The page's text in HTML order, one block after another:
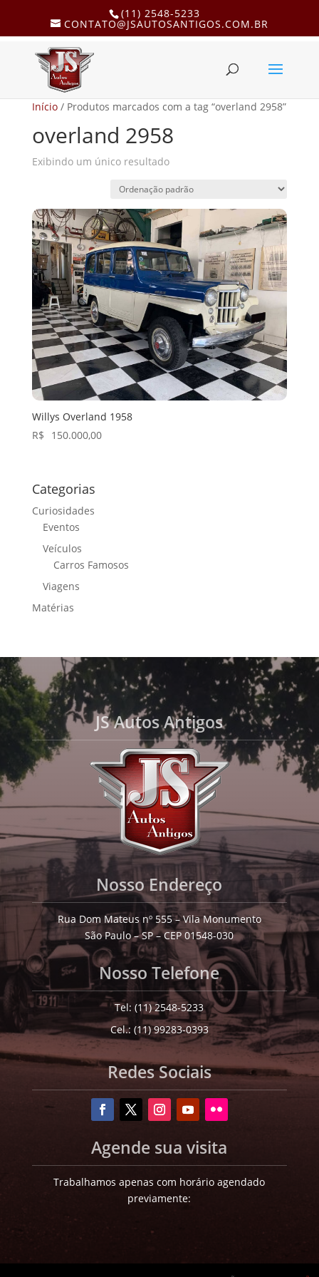
(11) 2548-5233
CONTATO@JSAUTOSANTIGOS.COM.BR
Início/ Produtos marcados com a tag “overland 2958”
overland 2958
Exibindo um único resultado
Willys Overland 1958
R$
150.000,00
Categorias
Curiosidades
Eventos
Veículos
Carros Famosos
Viagens
Matérias
JS Autos Antigos
Nosso Endereço
Rua Dom Mateus nº 555 – Vila Monumento
São Paulo – SP – CEP 01548-030
Nosso Telefone
Tel: (11) 2548-5233
Cel.: (11) 99283-0393
Redes Sociais
Agende sua visita
Trabalhamos apenas com horário agendado
previamente: